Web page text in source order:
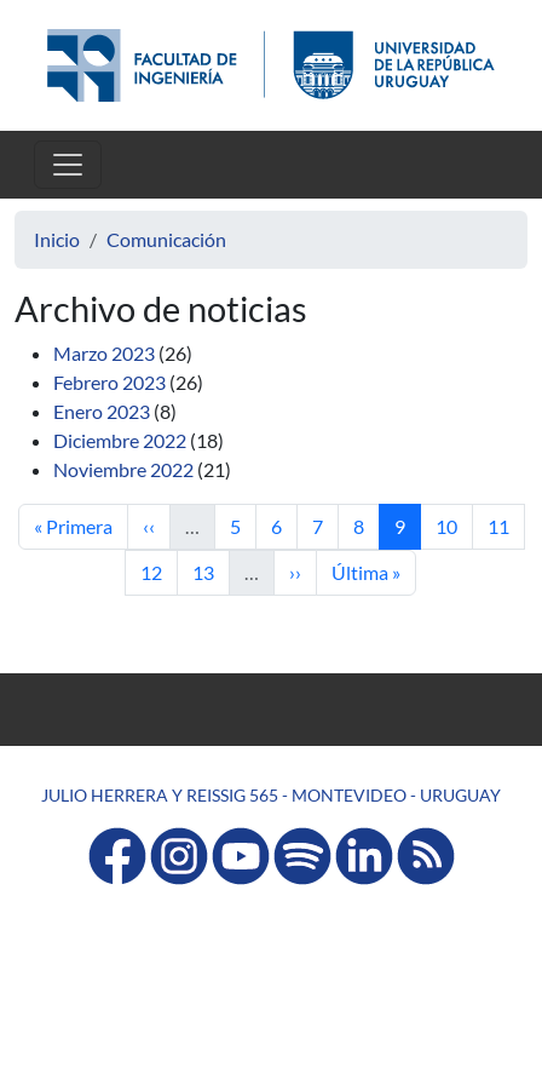
Inicio Comunicación
Archivo de noticias
Marzo 2023 (26)
Febrero 2023 (26)
Enero 2023 (8)
Diciembre 2022 (18)
Noviembre 2022 (21)
Primera página
« Primera Página anterior
‹‹ … Página
5 Página
6 Página
7 Página
8 Página actual
9 Página
10 Página
11
Página
12 Página
13 … Siguiente página
›› Última página
Última »
JULIO HERRERA Y REISSIG 565 - MONTEVIDEO - URUGUAY